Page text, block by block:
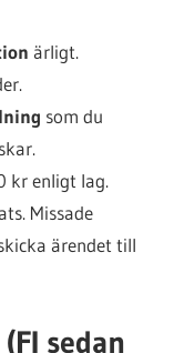
ärligt.
som du
kr enligt lag.
Missade
ärendet till
sedan